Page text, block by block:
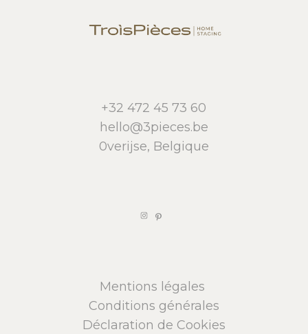
+32 472 45 73 60
hello@3pieces.be
0verijse, Belgique
Mentions légales
Conditions générales
Déclaration de Cookies